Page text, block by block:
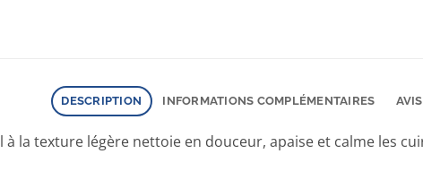
DESCRIPTION INFORMATIONS COMPLÉMENTAIRES
la texture légère nettoie en douceur, apaise et calme les